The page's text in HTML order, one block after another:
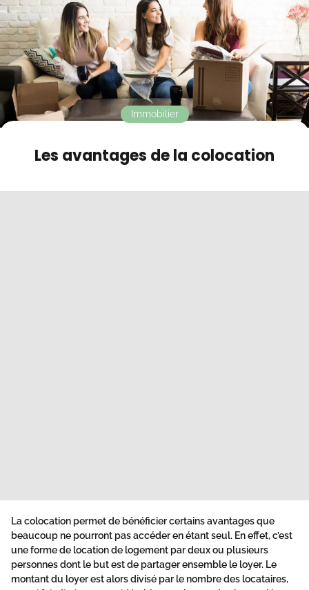
Contact
Mode sombre
Les avantages de la colocation
Immobilier
La colocation permet de bénéficier certains avantages que
beaucoup ne pourront pas accéder en étant seul. En effet, c’est
une forme de location de logement par deux ou plusieurs
personnes dont le but est de partager ensemble le loyer. Le
montant du loyer est alors divisé par le nombre des locataires,